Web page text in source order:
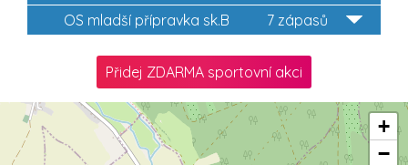
7 zápasů
OS mladší přípravka sk.B
Přidej ZDARMA sportovní akci
+
−